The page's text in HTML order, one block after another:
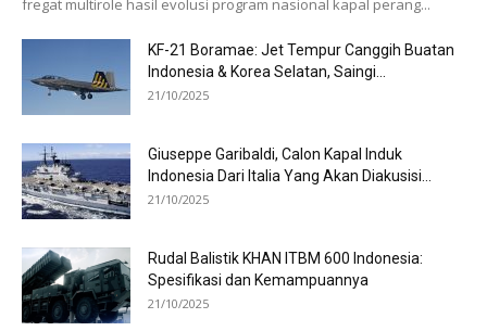
fregat multirole hasil evolusi program nasional kapal perang...
KF-21 Boramae: Jet Tempur Canggih Buatan
Indonesia & Korea Selatan, Saingi...
21/10/2025
Giuseppe Garibaldi, Calon Kapal Induk
Indonesia Dari Italia Yang Akan Diakusisi...
21/10/2025
Rudal Balistik KHAN ITBM 600 Indonesia:
Spesifikasi dan Kemampuannya
21/10/2025